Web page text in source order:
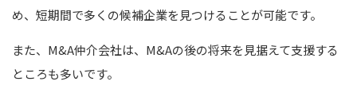
め、短期間で多くの候補企業を見つけることが可能です。
また、M&A仲介会社は、M&Aの後の将来を見据えて支援する
ところも多いです。